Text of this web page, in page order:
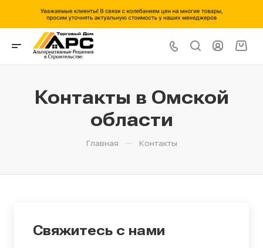
Контакты в Омской
области
Главная — Контакты
Свяжитесь с нами